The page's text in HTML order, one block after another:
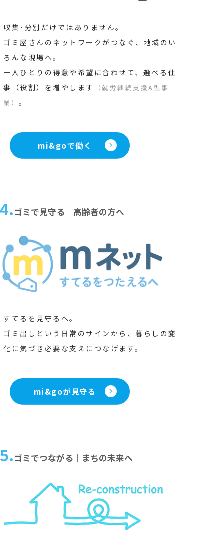
収集･分別だけではありません。
ゴミ屋さんのネットワークがつなぐ、地域のい
ろんな現場へ。
一人ひとりの得意や希望に合わせて、選べる仕
事（役割）を増やします
（就労継続支援A型事
業）。
mi&goで働く
4.ゴミで見守る｜高齢者の方へ
すてるを見守るへ。
ゴミ出しという日常のサインから、暮らしの変
化に気づき必要な支えにつなげます。
mi&goが見守る
5.ゴミでつながる｜まちの未来へ